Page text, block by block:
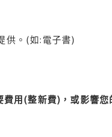
供。(如:電子書)
用(整新費)，或影響